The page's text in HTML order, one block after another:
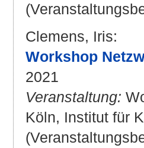
Clemens, Iris:
Workshop
2021
Veranstaltung:
Köln, Institut für